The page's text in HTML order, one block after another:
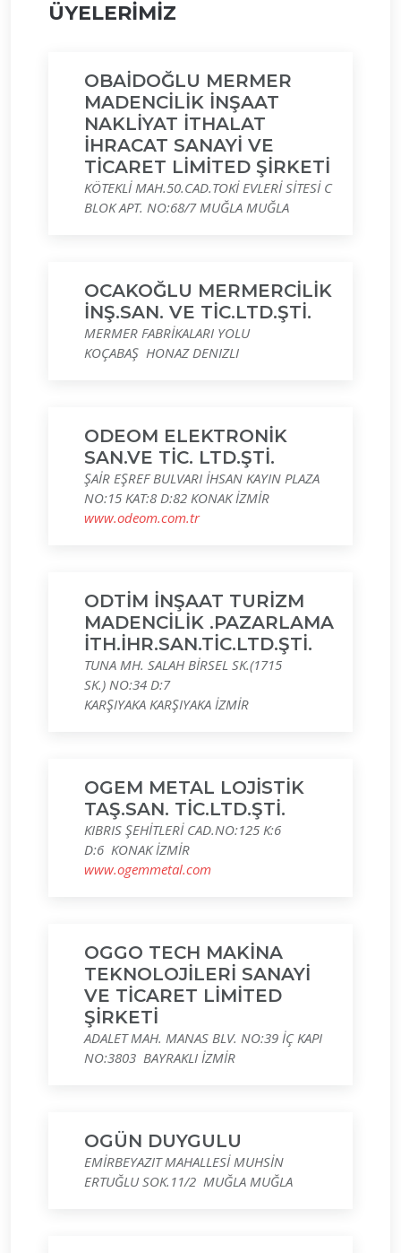
ÜYELERİMİZ
OBAİDOĞLU MERMER
MADENCİLİK İNŞAAT
NAKLİYAT İTHALAT
İHRACAT SANAYİ VE
TİCARET LİMİTED ŞİRKETİ
KÖTEKLİ MAH.50.CAD.TOKİ EVLERİ SİTESİ C
BLOK APT. NO:68/7 MUĞLA MUĞLA
OCAKOĞLU MERMERCİLİK
İNŞ.SAN. VE TİC.LTD.ŞTİ.
MERMER FABRİKALARI YOLU
KOÇABAŞ HONAZ DENIZLI
ODEOM ELEKTRONİK
SAN.VE TİC. LTD.ŞTİ.
ŞAİR EŞREF BULVARI İHSAN KAYIN PLAZA
NO:15 KAT:8 D:82 KONAK İZMİR
www.odeom.com.tr
ODTİM İNŞAAT TURİZM
MADENCİLİK .PAZARLAMA
İTH.İHR.SAN.TİC.LTD.ŞTİ.
TUNA MH. SALAH BİRSEL SK.(1715
SK.) NO:34 D:7
KARŞIYAKA KARŞIYAKA İZMİR
OGEM METAL LOJİSTİK
TAŞ.SAN. TİC.LTD.ŞTİ.
KIBRIS ŞEHİTLERİ CAD.NO:125 K:6
D:6 KONAK İZMİR
www.ogemmetal.com
OGGO TECH MAKİNA
TEKNOLOJİLERİ SANAYİ
VE TİCARET LİMİTED
ŞİRKETİ
ADALET MAH. MANAS BLV. NO:39 İÇ KAPI
NO:3803 BAYRAKLI İZMİR
OGÜN DUYGULU
EMİRBEYAZIT MAHALLESİ MUHSİN
ERTUĞLU SOK.11/2 MUĞLA MUĞLA